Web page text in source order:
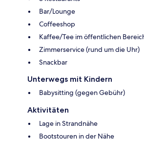
Bar/Lounge
Coffeeshop
Kaffee/Tee im öffentlichen
Zimmerservice (rund um die Uhr)
Snackbar
Unterwegs mit Kindern
Babysitting (gegen Gebühr)
Aktivitäten
Lage in Strandnähe
Bootstouren in der Nähe